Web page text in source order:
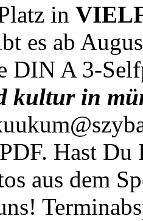
in
es ab
DIN A 3-
kultur in
Hast Du
aus dem